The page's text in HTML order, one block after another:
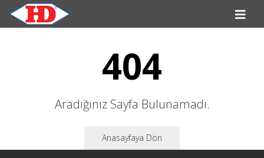
404
Aradığınız Sayfa Bulunamadı.
Anasayfaya Dön